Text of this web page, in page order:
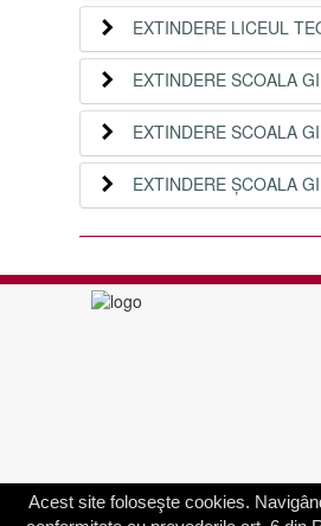
EXTINDERE LICEUL
EXTINDERE SCOALA
EXTINDERE SCOALA
EXTINDERE ȘCOALA
Acest site foloseşte cookies.